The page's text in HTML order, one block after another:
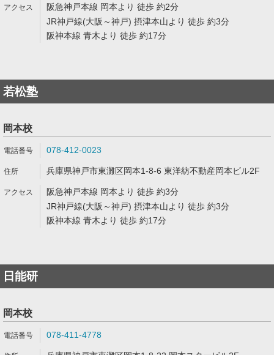
阪急神戸本線 岡本より 徒歩 約2分
JR神戸線(大阪～神戸) 摂津本山より 徒歩 約3分
阪神本線 青木より 徒歩 約17分
若松塾
岡本校
078-412-0023
兵庫県神戸市東灘区岡本1-8-6 東洋紡不動産岡本ビル2F
阪急神戸本線 岡本より 徒歩 約3分
JR神戸線(大阪～神戸) 摂津本山より 徒歩 約3分
阪神本線 青木より 徒歩 約17分
日能研
岡本校
078-411-4778